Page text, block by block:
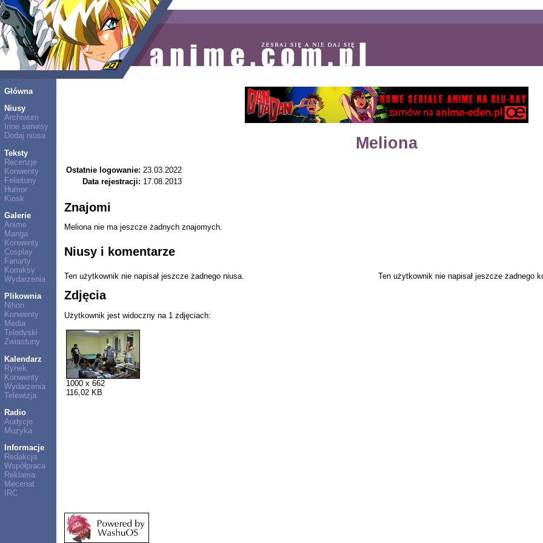
Główna
Niusy
Archiwum
Inne serwisy
Dodaj niusa
Teksty
Recenzje
Konwenty
Felietony
Humor
Kiosk
Galerie
Anime
Manga
Konwenty
Cosplay
Fanarty
Komiksy
Wydarzenia
Plikownia
Nihon
Konwenty
Media
Teledyski
Zwiastuny
Kalendarz
Rynek
Konwenty
Wydarzenia
Telewizja
Radio
Audycje
Muzyka
Informacje
Redakcja
Współpraca
Reklama
Mecenat
IRC
Meliona
Ostatnie logowanie: 23.03.2022
Data rejestracji: 17.08.2013
Znajomi
Meliona nie ma jeszcze żadnych znajomych.
Niusy i komentarze
Ten użytkownik nie napisał jeszcze żadnego niusa. Ten użytkownik nie napisał jeszcze żadnego
Zdjęcia
Użytkownik jest widoczny na 1 zdjęciach:
1000 x 662
116,02 KB